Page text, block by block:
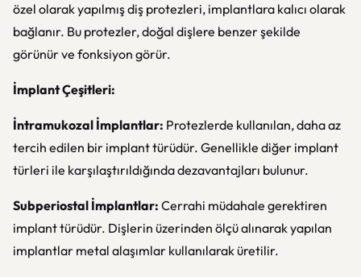
özel olarak yapılmış diş protezleri, implantlara kalıcı olarak
bağlanır. Bu protezler, doğal dişlere benzer şekilde
görünür ve fonksiyon görür.
İmplant Çeşitleri:
İntramukozal İmplantlar: Protezlerde kullanılan, daha az
tercih edilen bir implant türüdür. Genellikle diğer implant
türleri ile karşılaştırıldığında dezavantajları bulunur.
Subperiostal İmplantlar: Cerrahi müdahale gerektiren
implant türüdür. Dişlerin üzerinden ölçü alınarak yapılan
implantlar metal alaşımlar kullanılarak üretilir.